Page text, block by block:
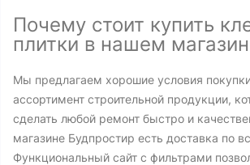
Почему стоит купить
плитки в нашем
Мы предлагаем хорошие условия
ассортимент строительной продукции,
сделать любой ремонт быстро и
магазине Будпростир есть доставка по
Функциональный сайт с фильтрами